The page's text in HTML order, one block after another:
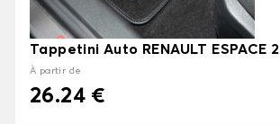
Tappetini Auto RENAULT ESPACE 2
À partir de
26.24 €